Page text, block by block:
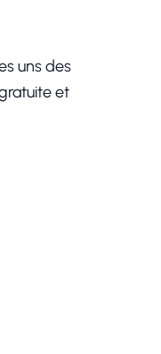
uns des
et